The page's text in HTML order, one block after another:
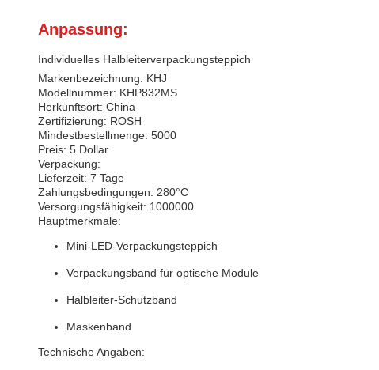
Anpassung:
Individuelles Halbleiterverpackungsteppich
Markenbezeichnung: KHJ
Modellnummer: KHP832MS
Herkunftsort: China
Zertifizierung: ROSH
Mindestbestellmenge: 5000
Preis: 5 Dollar
Verpackung:
Lieferzeit: 7 Tage
Zahlungsbedingungen: 280°C
Versorgungsfähigkeit: 1000000
Hauptmerkmale:
Mini-LED-Verpackungsteppich
Verpackungsband für optische Module
Halbleiter-Schutzband
Maskenband
Technische Angaben: